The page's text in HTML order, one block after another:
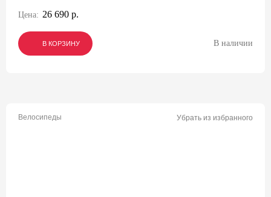
Цена: 26 690 р.
В КОРЗИНУ
В КОРЗИНУ
В КОРЗИНУ В наличии
Велосипеды Убрать из избранного